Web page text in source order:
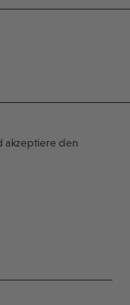
akzeptiere den